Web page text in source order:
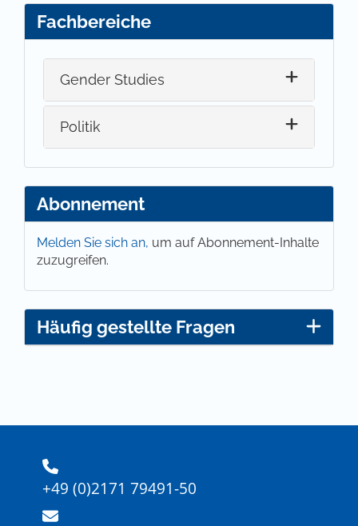
Fachbereiche
Gender Studies
Politik
Abonnement
Melden Sie sich an, um auf Abonnement-Inhalte
zuzugreifen.
Häufig gestellte Fragen
+49 (0)2171 79491-50